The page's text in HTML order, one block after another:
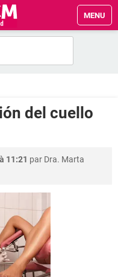
MENU
del cuello
11:21 par Dra. Marta